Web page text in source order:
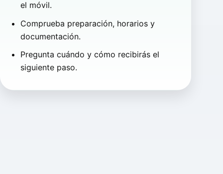
el móvil.
Comprueba preparación, horarios y
documentación.
Pregunta cuándo y cómo recibirás el
siguiente paso.